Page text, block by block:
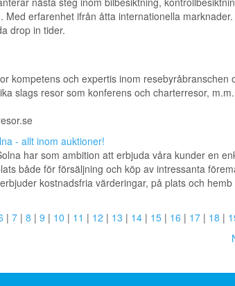
Med erfarenhet ifrån åtta internationella
drop in tider.
kompetens och expertis inom resebyråbranschen
slags resor som konferens och charterresor,
- allt inom auktioner!
har som ambition att erbjuda våra kunder en
både för försäljning och köp av intressanta
kostnadsfria värderingar, på plats och hemb
| 7| 8 | 9 | 10 | 11 | 12 | 13 | 14| 15| 16 | 17| 18 |